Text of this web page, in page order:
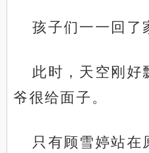
孩子们一一回了
此时，天空刚好
爷很给面子。
只有顾雪婷站在